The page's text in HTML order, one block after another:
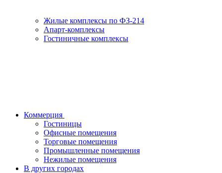
Жилые комплексы по ФЗ-214
Апарт-комплексы
Гостиничные комплексы
Коммерция
Гостиницы
Офисные помещения
Торговые помещения
Промышленные помещения
Нежилые помещения
В других городах